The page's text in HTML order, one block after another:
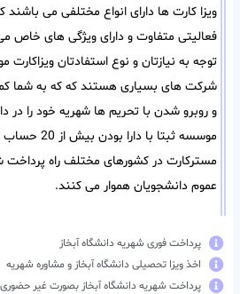
ویزا کارت ها دارای انواع مختلفی می
فعالیتی متفاوت و دارای ویژگی های خاص
توجه به نیازتان و نوع استفادتان ویزاکارت
شرکت های بسیاری هستند که که به شما
و روبرو شدن با تحریم ها شهریه خود را در
موسسه ثبتا با
مسترکارت در کشورهای مختلف راه پرداخت
عموم دانشجویان هموار می کنند.
پرداخت فوری شهریه دانشگاه آبخاز
اخذ ویزا تحصیلی دانشگاه آبخاز و مشاوره شهریه
پرداخت شهریه دانشگاه آبخاز بصورت غیر حضوری